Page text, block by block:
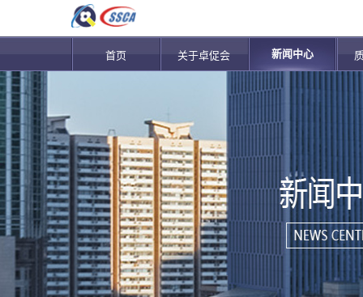
首页 关于卓促会 新闻中心